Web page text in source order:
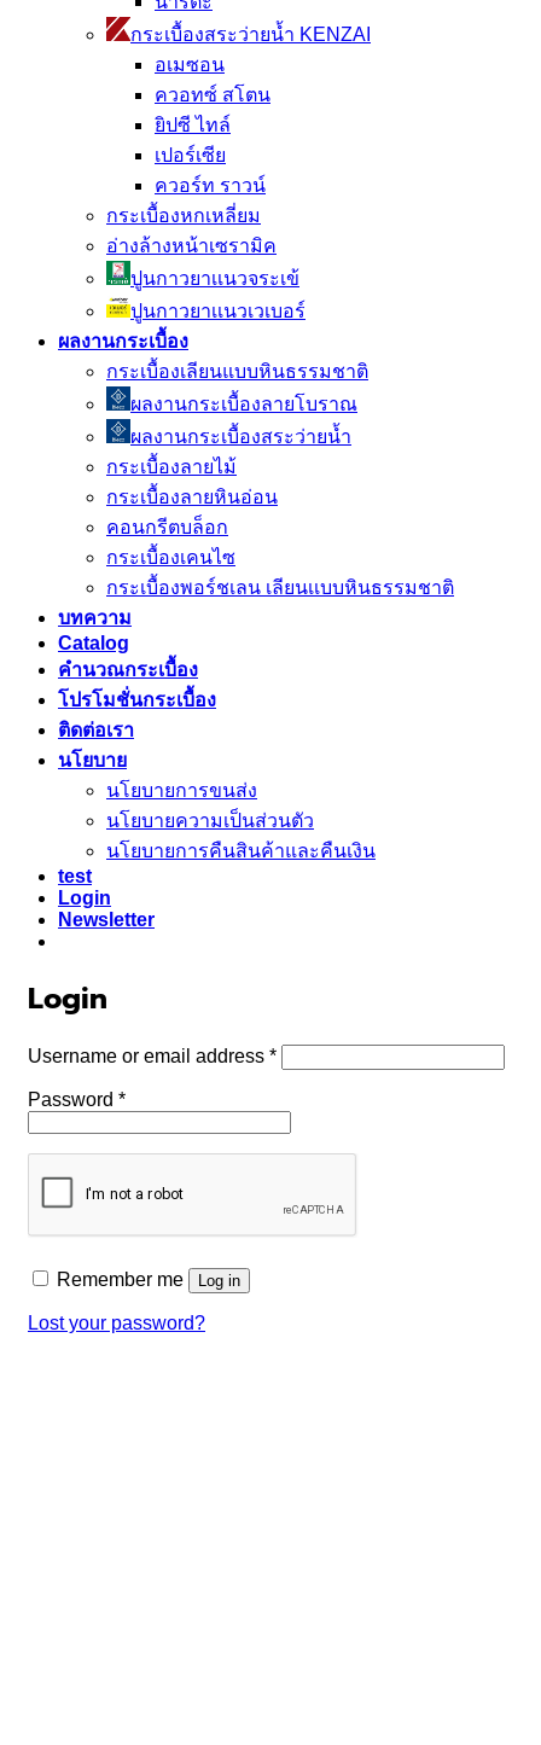
กระเบื้องสระว่ายน้ำ KENZAI
อเมซอน
ควอทซ์ สโตน
ยิปซี ไทล์
เปอร์เซีย
ควอร์ท ราวน์
กระเบื้องหกเหลี่ยม
อ่างล้างหน้าเซรามิค
ปูนกาวยาเเนวจระเข้
ปูนกาวยาเเนวเวเบอร์
ผลงานกระเบื้อง
กระเบื้องเลียนแบบหินธรรมชาติ
ผลงานกระเบื้องลายโบราณ
ผลงานกระเบื้องสระว่ายนํ้า
กระเบื้องลายไม้
กระเบื้องลายหินอ่อน
คอนกรีตบล็อก
กระเบื้องเคนไซ
กระเบื้องพอร์ชเลน เลียนเเบบหินธรรมชาติ
บทความ
Catalog
คำนวณกระเบื้อง
โปรโมชั่นกระเบื้อง
ติดต่อเรา
นโยบาย
นโยบายการขนส่ง
นโยบายความเป็นส่วนตัว
นโยบายการคืนสินค้าและคืนเงิน
test
Login
Newsletter
Login
Username or email address *Required
Password *Required
Remember me Log in
Lost your password?